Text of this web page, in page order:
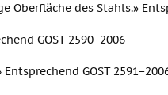
des Stahls.»
GOST 2590−2006
GOST